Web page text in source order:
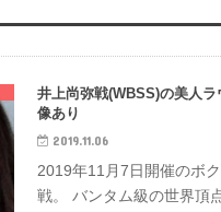
井上尚弥戦(WBSS)の美人
像あり
2019.11.06
2019年11月7日開催のボ
戦。 バンタム級の世界頂